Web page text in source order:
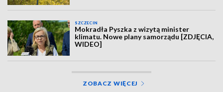
SZCZECIN
Mokradła Pyszka z wizytą minister
klimatu. Nowe plany samorządu [ZDJĘCIA,
WIDEO]
ZOBACZ WIĘCEJ